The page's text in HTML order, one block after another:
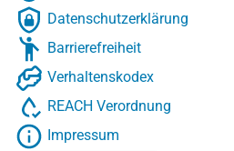
Datenschutzerklärung
Barrierefreiheit
Verhaltenskodex
REACH Verordnung
Impressum